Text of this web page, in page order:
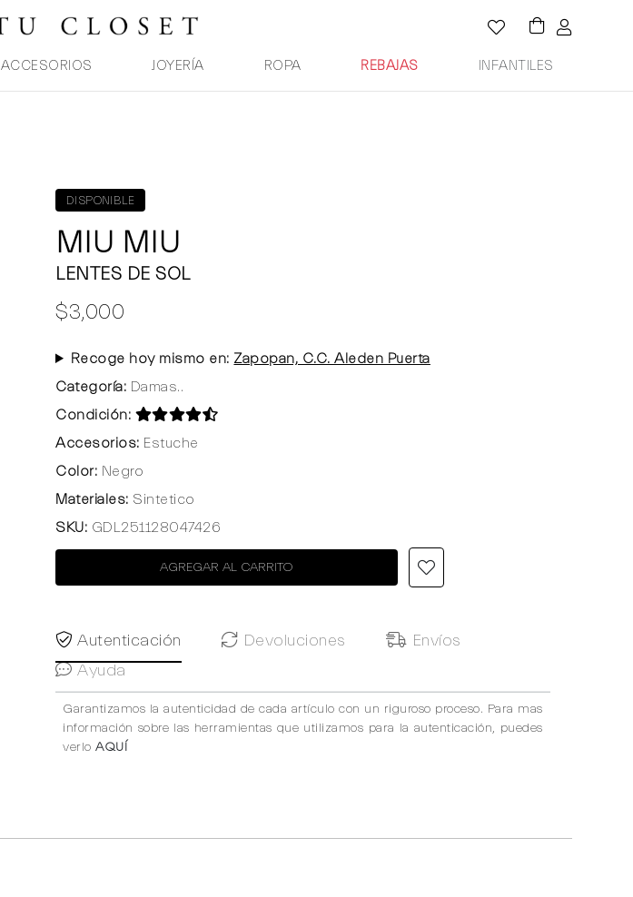
ACCESORIOS JOYERÍA ROPA REBAJAS INFANTILES
DISPONIBLE
MIU MIU
LENTES DE SOL
$3,000
Recoge hoy mismo en: Zapopan, C.C. Aleden Puerta
Categoría: Damas..
Condición:
Accesorios: Estuche
Color: Negro
Materiales: Sintetico
SKU: GDL251128047426
AGREGAR AL CARRITO
Autenticación Devoluciones
Envíos
Ayuda
Garantizamos la autenticidad de cada artículo con un riguroso proceso. Para mas
información sobre las herramientas que utilizamos para la autenticación, puedes
verlo AQUÍ